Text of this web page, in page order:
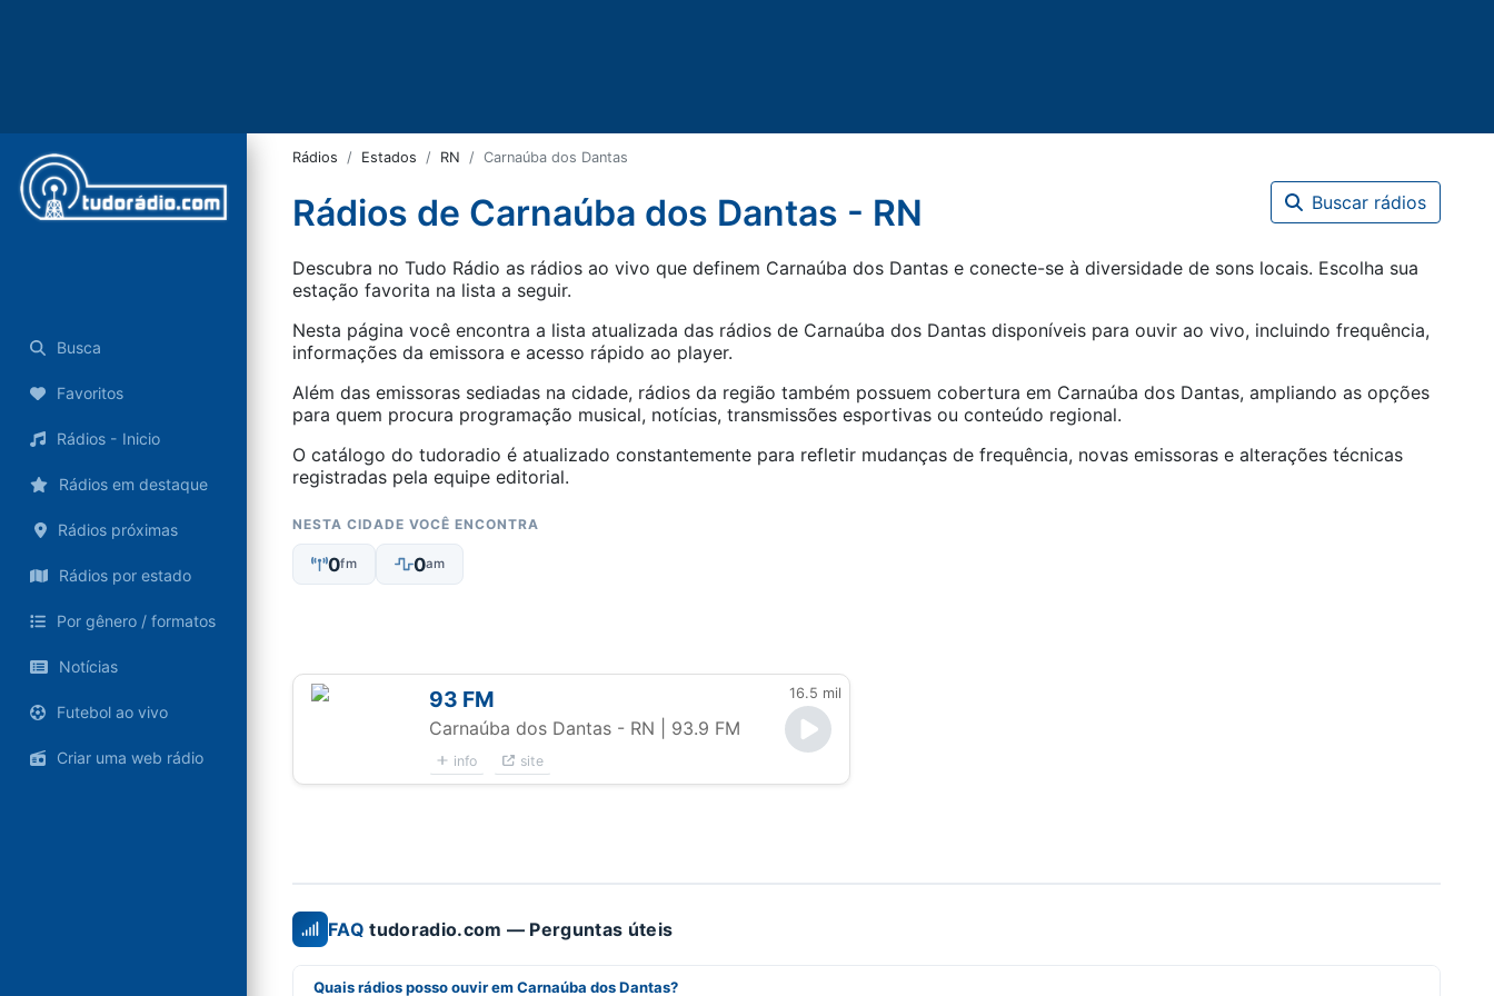
Busca
Favoritos
Rádios - Inicio
Rádios em destaque
Rádios próximas
Rádios por estado
Por gênero / formatos
Notícias
Futebol ao vivo
Criar uma web rádio
Rádios Estados RN Carnaúba dos Dantas
Rádios de Carnaúba dos Dantas - RN Buscar rádios
Descubra no Tudo Rádio as rádios ao vivo que definem Carnaúba dos Dantas e conecte-se à diversidade de sons locais. Escolha sua
estação favorita na lista a seguir.
Nesta página você encontra a lista atualizada das rádios de Carnaúba dos Dantas disponíveis para ouvir ao vivo, incluindo frequência,
informações da emissora e acesso rápido ao player.
Além das emissoras sediadas na cidade, rádios da região também possuem cobertura em Carnaúba dos Dantas, ampliando as opções
para quem procura programação musical, notícias, transmissões esportivas ou conteúdo regional.
O catálogo do tudoradio é atualizado constantemente para refletir mudanças de frequência, novas emissoras e alterações técnicas
registradas pela equipe editorial.
NESTA CIDADE VOCÊ ENCONTRA
0fm 0am
93 FM 16.5 mil
Carnaúba dos Dantas - RN | 93.9 FM
info site
FAQ tudoradio.com — Perguntas úteis
Quais rádios posso ouvir em Carnaúba dos Dantas?